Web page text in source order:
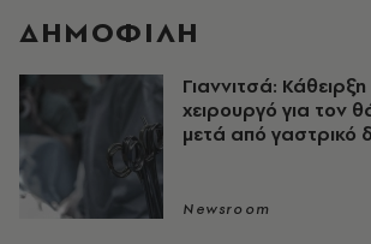
ΔΗΜΟΦΙΛΗ
Γιαννιτσά:
χειρουργό για τον
μετά από γαστρικό
Newsroom